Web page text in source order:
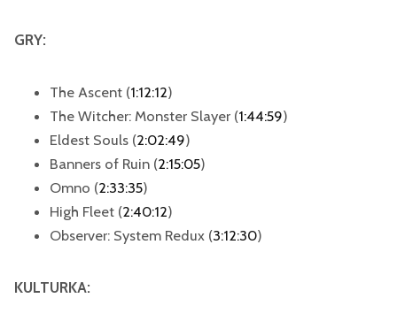
GRY:
The Ascent (1:12:12)
The Witcher: Monster Slayer (1:44:59)
Eldest Souls (2:02:49)
Banners of Ruin (2:15:05)
Omno (2:33:35)
High Fleet (2:40:12)
Observer: System Redux (3:12:30)
KULTURKA: